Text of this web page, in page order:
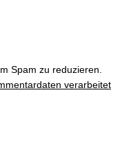
Spam zu reduzieren.
verarbeitet